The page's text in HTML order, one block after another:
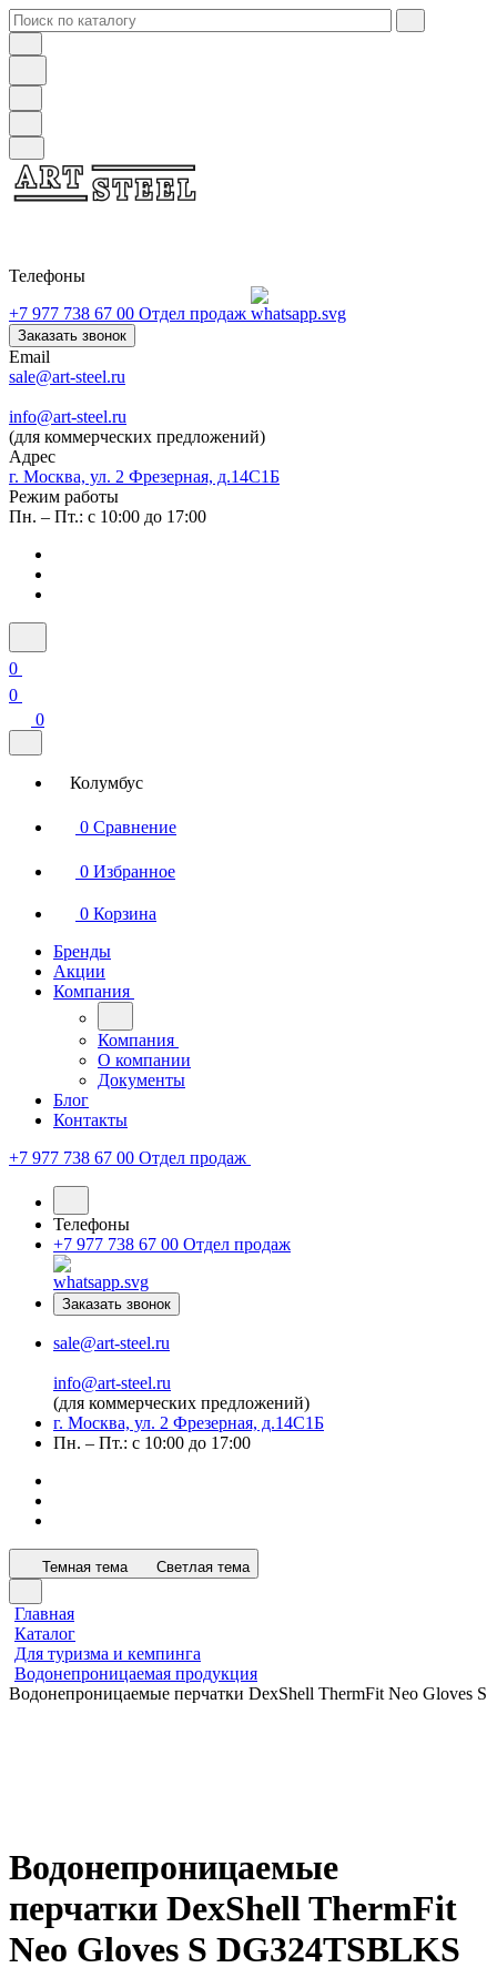
Телефоны
+7 977 738 67 00 Отдел продаж
Заказать звонок
Email
sale@art-steel.ru
info@art-steel.ru
(для коммерческих предложений)
Адрес
г. Москва, ул. 2 Фрезерная, д.14С1Б
Режим работы
Пн. – Пт.: с 10:00 до 17:00
0
0
0
Колумбус
0 Сравнение
0 Избранное
0 Корзина
Бренды
Акции
Компания
Компания
О компании
Документы
Блог
Контакты
+7 977 738 67 00 Отдел продаж
Телефоны
+7 977 738 67 00 Отдел продаж
Заказать звонок
sale@art-steel.ru
info@art-steel.ru
(для коммерческих предложений)
г. Москва, ул. 2 Фрезерная, д.14С1Б
Пн. – Пт.: с 10:00 до 17:00
Темная тема Светлая тема
Главная
Каталог
Для туризма и кемпинга
Водонепроницаемая продукция
Водонепроницаемые перчатки DexShell ThermFit Neo Gloves S
Водонепроницаемые
перчатки DexShell ThermFit
Neo Gloves S DG324TSBLKS